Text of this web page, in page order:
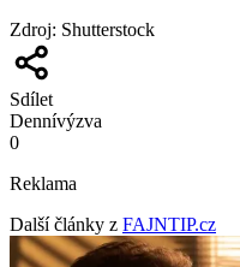
Zdroj: Shutterstock
Sdílet
Dennívýzva
0
Reklama
Další články z FAJNTIP.cz